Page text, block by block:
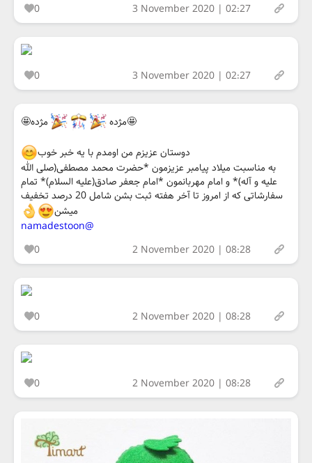
0 3 November 2020 | 02:27
0 3 November 2020 | 02:27
🤩مژده
مژده🤩
دوستان عزیزم من اومدم با یه خبر خوب
به مناسبت میلاد پیامبر عزیزمون *حضرت محمد مصطفی(صلی الله
علیه و آله)* و امام مهربانمون *امام جعفر صادق(علیه السلام)* تمام
سفارشاتی که از امروز تا آخر هفته ثبت بشن شامل 20 درصد تخفیف
میشن
@namadestoon
0
2 November 2020 | 08:28
0 2 November 2020 | 08:28
0 2 November 2020 | 08:28